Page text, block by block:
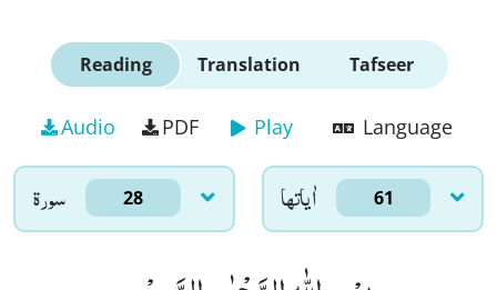
Reading Translation Tafseer
Audio PDF Play Language
سورۃ 28 اٰياتها 61